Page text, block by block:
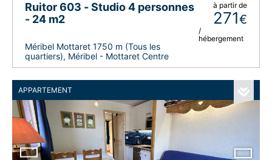
Ruitor 603 - Studio 4 personnes
- 24 m2
Méribel Mottaret 1750 m (Tous les
quartiers), Méribel - Mottaret Centre
à partir de
271€
/
hébergement
APPARTEMENT